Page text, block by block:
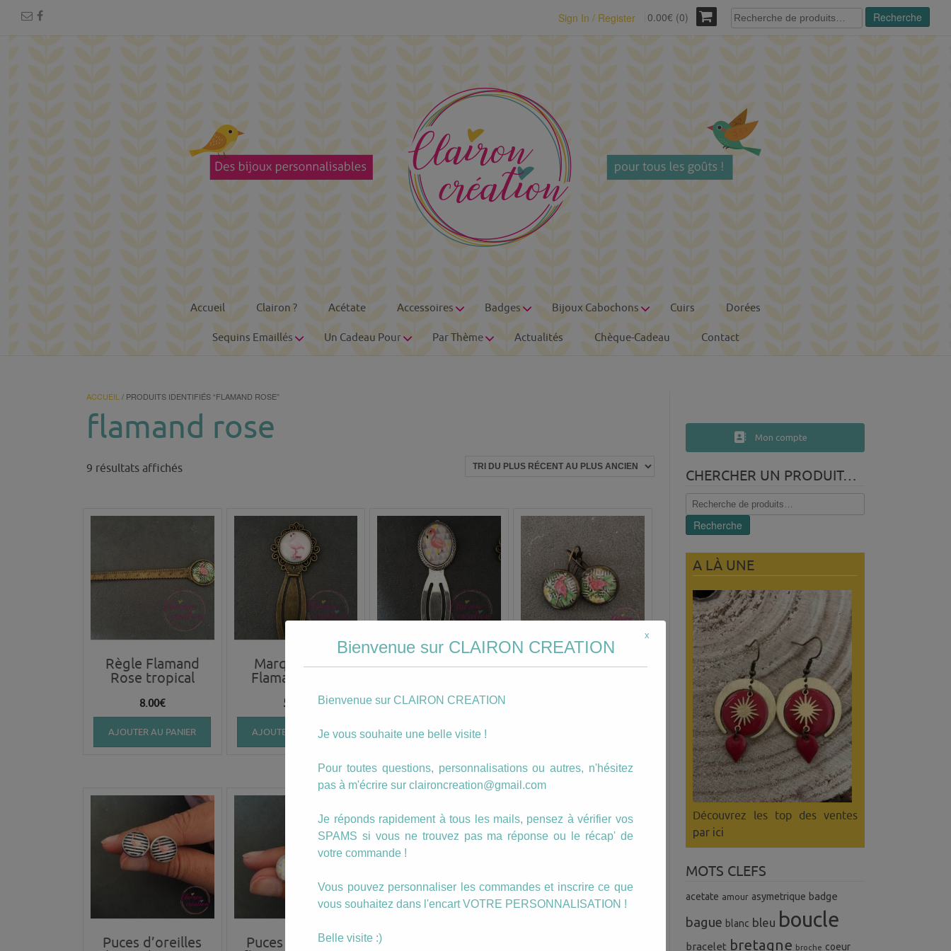
Sign In / Register 0.00€ (0)
Recherche
pour :
Recherche
Accueil Clairon ? Acétate Accessoires Badges Bijoux Cabochons Cuirs Dorées
Sequins Emaillés Un Cadeau Pour Par Thème Actualités Chèque-Cadeau Contact
ACCUEIL / PRODUITS IDENTIFIÉS “FLAMAND ROSE”
flamand rose
9 résultats affichésTrié
récent
ancien
Règle Flamand
Rose tropical
8.00€
AJOUTER AU PANIER
Marque Page
Flamand Rose
5.00
AJOUTER AU PANIER
Marque Page
rose
Boucles
Puces d’oreilles
Puces d’oreilles
Mon compte
CHERCHER UN PRODUIT…
Recherche
pour :
Recherche
A LÀ UNE
Découvrez les top des ventes
par ici
MOTS CLEFS
acetate amour asymetrique badge
bague blanc bleu boucle
bracelet bretagne broche coeur
Bienvenue sur CLAIRON CREATION
Bienvenue sur CLAIRON CREATION
Je vous souhaite une belle visite !
Pour toutes questions, personnalisations ou autres, n'hésitez
pas à m'écrire sur claironcreation@gmail.com
Je réponds rapidement à tous les mails, pensez à vérifier vos
SPAMS si vous ne trouvez pas ma réponse ou le récap' de
votre commande !
Vous pouvez personnaliser les commandes et inscrire ce que
vous souhaitez dans l'encart VOTRE PERSONNALISATION !
Belle visite :)
x